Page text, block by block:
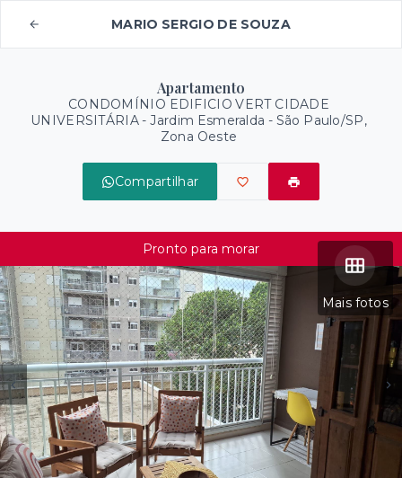
MARIO SERGIO DE SOUZA
Apartamento
CONDOMÍNIO EDIFICIO VERT CIDADE
UNIVERSITÁRIA -Jardim Esmeralda - São Paulo/SP,
Zona Oeste
Compartilhar
Mais fotos
Pronto para morar